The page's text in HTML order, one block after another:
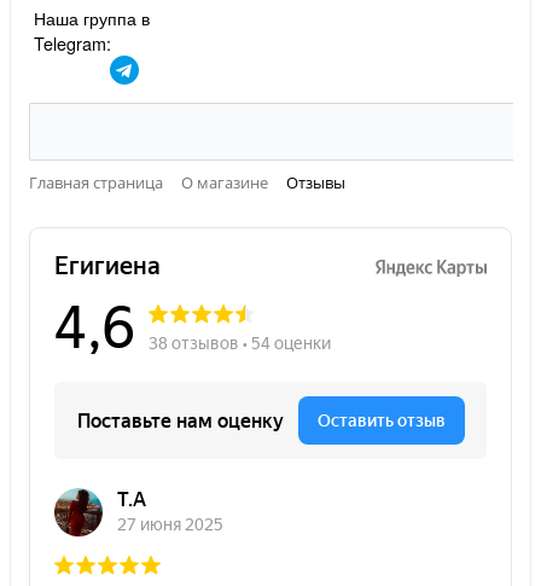
Наша группа в
Telegram:
Главная страница О магазине Отзывы